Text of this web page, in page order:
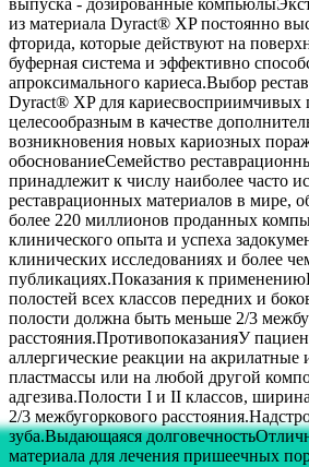
выпуска - дозированные
из материала Dyract® XP постоянно
фторида, которые действуют на
буферная система и эффективно
апроксимального кариеса.Выбор
Dyract® XP для кариесвосприимчивых
целесообразным в качестве
возникновения новых кариозных
обоснованиеСемейство
принадлежит к числу наиболее часто
реставрационных материалов в мире,
более 220 миллионов проданных
клинического опыта и успеха
клинических исследованиях и более
публикациях.Показания к
полостей всех классов передних и
полости должна быть меньше 2/3
расстояния.ПротивопоказанияУ
аллергические реакции на акрилатные
пластмассы или на любой другой
адгезива.Полости I и II классов,
2/3 межбугоркового
зуба.Выдающаяся
материала для лечения пришеечных